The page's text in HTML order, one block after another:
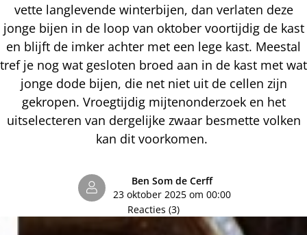
vette langlevende winterbijen, dan verlaten deze
jonge bijen in de loop van oktober voortijdig de kast
en blijft de imker achter met een lege kast. Meestal
tref je nog wat gesloten broed aan in de kast met wat
jonge dode bijen, die net niet uit de cellen zijn
gekropen. Vroegtijdig mijtenonderzoek en het
uitselecteren van dergelijke zwaar besmette volken
kan dit voorkomen.
Ben Som de Cerff
23 oktober 2025 om 00:00
Reacties (3)